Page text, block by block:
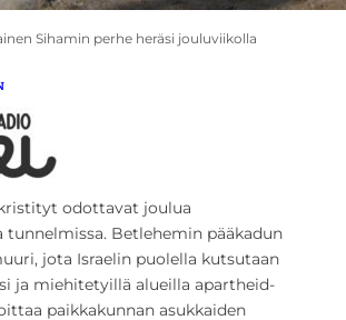
Sihamin perhe heräsi jouluviikolla
odottavat joulua
tunnelmissa. Betlehemin pääkadun
jota Israelin puolella kutsutaan
ja miehitetyillä alueilla apartheid-
paikkakunnan asukkaiden